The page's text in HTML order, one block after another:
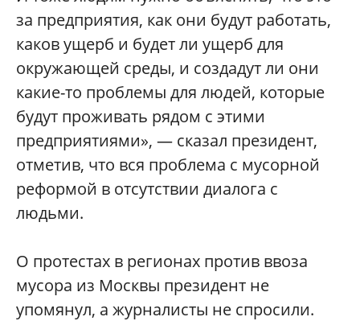
за предприятия, как они будут работать,
каков ущерб и будет ли ущерб для
окружающей среды, и создадут ли они
какие-то проблемы для людей, которые
будут проживать рядом с этими
предприятиями», — сказал президент,
отметив, что вся проблема с мусорной
реформой в отсутствии диалога с
людьми.
О протестах в регионах против ввоза
мусора из Москвы президент не
упомянул, а журналисты не спросили.